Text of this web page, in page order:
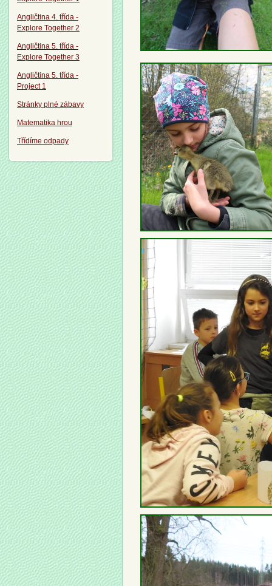
Angličtina 4. třída -
Explore Together 2
Angličtina 5. třída -
Explore Together 3
Angličtina 5. třída -
Project 1
Stránky plné zábavy
Matematika hrou
Třídíme odpady